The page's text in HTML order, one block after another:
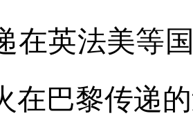
在英法美等
在巴黎传递